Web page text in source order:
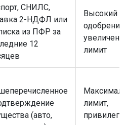
СНИЛС,
2-НДФЛ или
из ПФР за
12
Высокий
одобрения,
лимит
(авто,
лимит,